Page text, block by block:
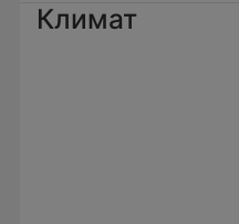
Климат